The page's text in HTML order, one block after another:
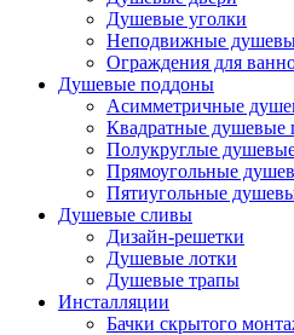
Душевые уголки
Неподвижные
Ограждения для
Душевые поддоны
Асимметричные
Квадратные душевые
Полукруглые
Прямоугольные
Пятиугольные
Душевые сливы
Дизайн-решетки
Душевые лотки
Душевые трапы
Инсталляции
Бачки скрытого